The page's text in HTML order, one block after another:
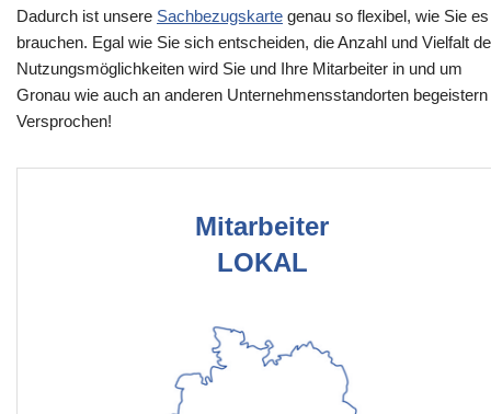
Dadurch ist unsere Sachbezugskarte genau so flexibel, wie Sie es
brauchen. Egal wie Sie sich entscheiden, die Anzahl und Vielfalt
Nutzungsmöglichkeiten wird Sie und Ihre Mitarbeiter in und um
Gronau wie auch an anderen Unternehmensstandorten begeistern
Versprochen!
Mitarbeiter
LOKAL